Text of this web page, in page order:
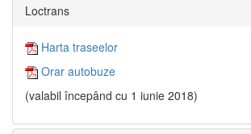
Loctrans
Harta traseelor
Orar autobuze
(valabil începând cu 1 iunie 2018)